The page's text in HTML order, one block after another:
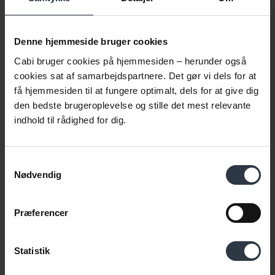
Denne hjemmeside bruger cookies
Cabi bruger cookies på hjemmesiden – herunder også
cookies sat af samarbejdspartnere. Det gør vi dels for at
få hjemmesiden til at fungere optimalt, dels for at give dig
den bedste brugeroplevelse og stille det mest relevante
indhold til rådighed for dig.
Nødvendig
Præferencer
Statistik
ildebrande, og I vil bedre kunne levere den aftalte
Overskud spiller positivt ind på stemningen på
jeres arbejdsplads. I vil opleve en større
arbejdsglæde og en højere trivsel.
#3 Kvalitet i arbejdet og højere
Med flest mulige på arbejde hver dag vil I kunne
Undersøgelser viser, at man producerer op til 12